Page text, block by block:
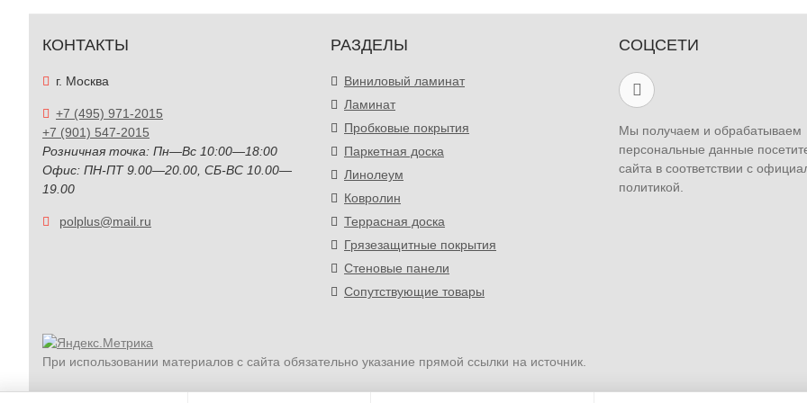
КОНТАКТЫ
г. Москва
+7 (495) 971-2015
+7 (901) 547-2015
Розничная точка: Пн—Вс 10:00—18:00
Офис: ПН-ПТ 9.00—20.00, СБ-ВС 10.00—
19.00
polplus@mail.ru
РАЗДЕЛЫ
Виниловый ламинат
Ламинат
Пробковые покрытия
Паркетная доска
Линолеум
Ковролин
Террасная доска
Грязезащитные покрытия
Стеновые панели
Сопутствующие товары
СОЦСЕТИ
Мы получаем и обрабатываем
персональные данные
сайта в соответствии с
политикой.
При использовании материалов с сайта обязательно указание прямой ссылки на источник.